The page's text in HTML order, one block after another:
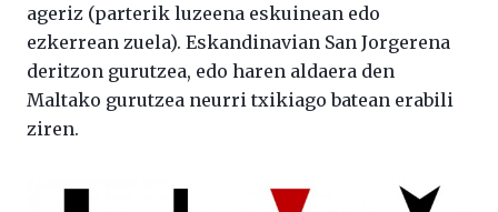
ageriz (parterik luzeena eskuinean edo
ezkerrean zuela). Eskandinavian San Jorgerena
deritzon gurutzea, edo haren aldaera den
Maltako gurutzea neurri txikiago batean erabili
ziren.